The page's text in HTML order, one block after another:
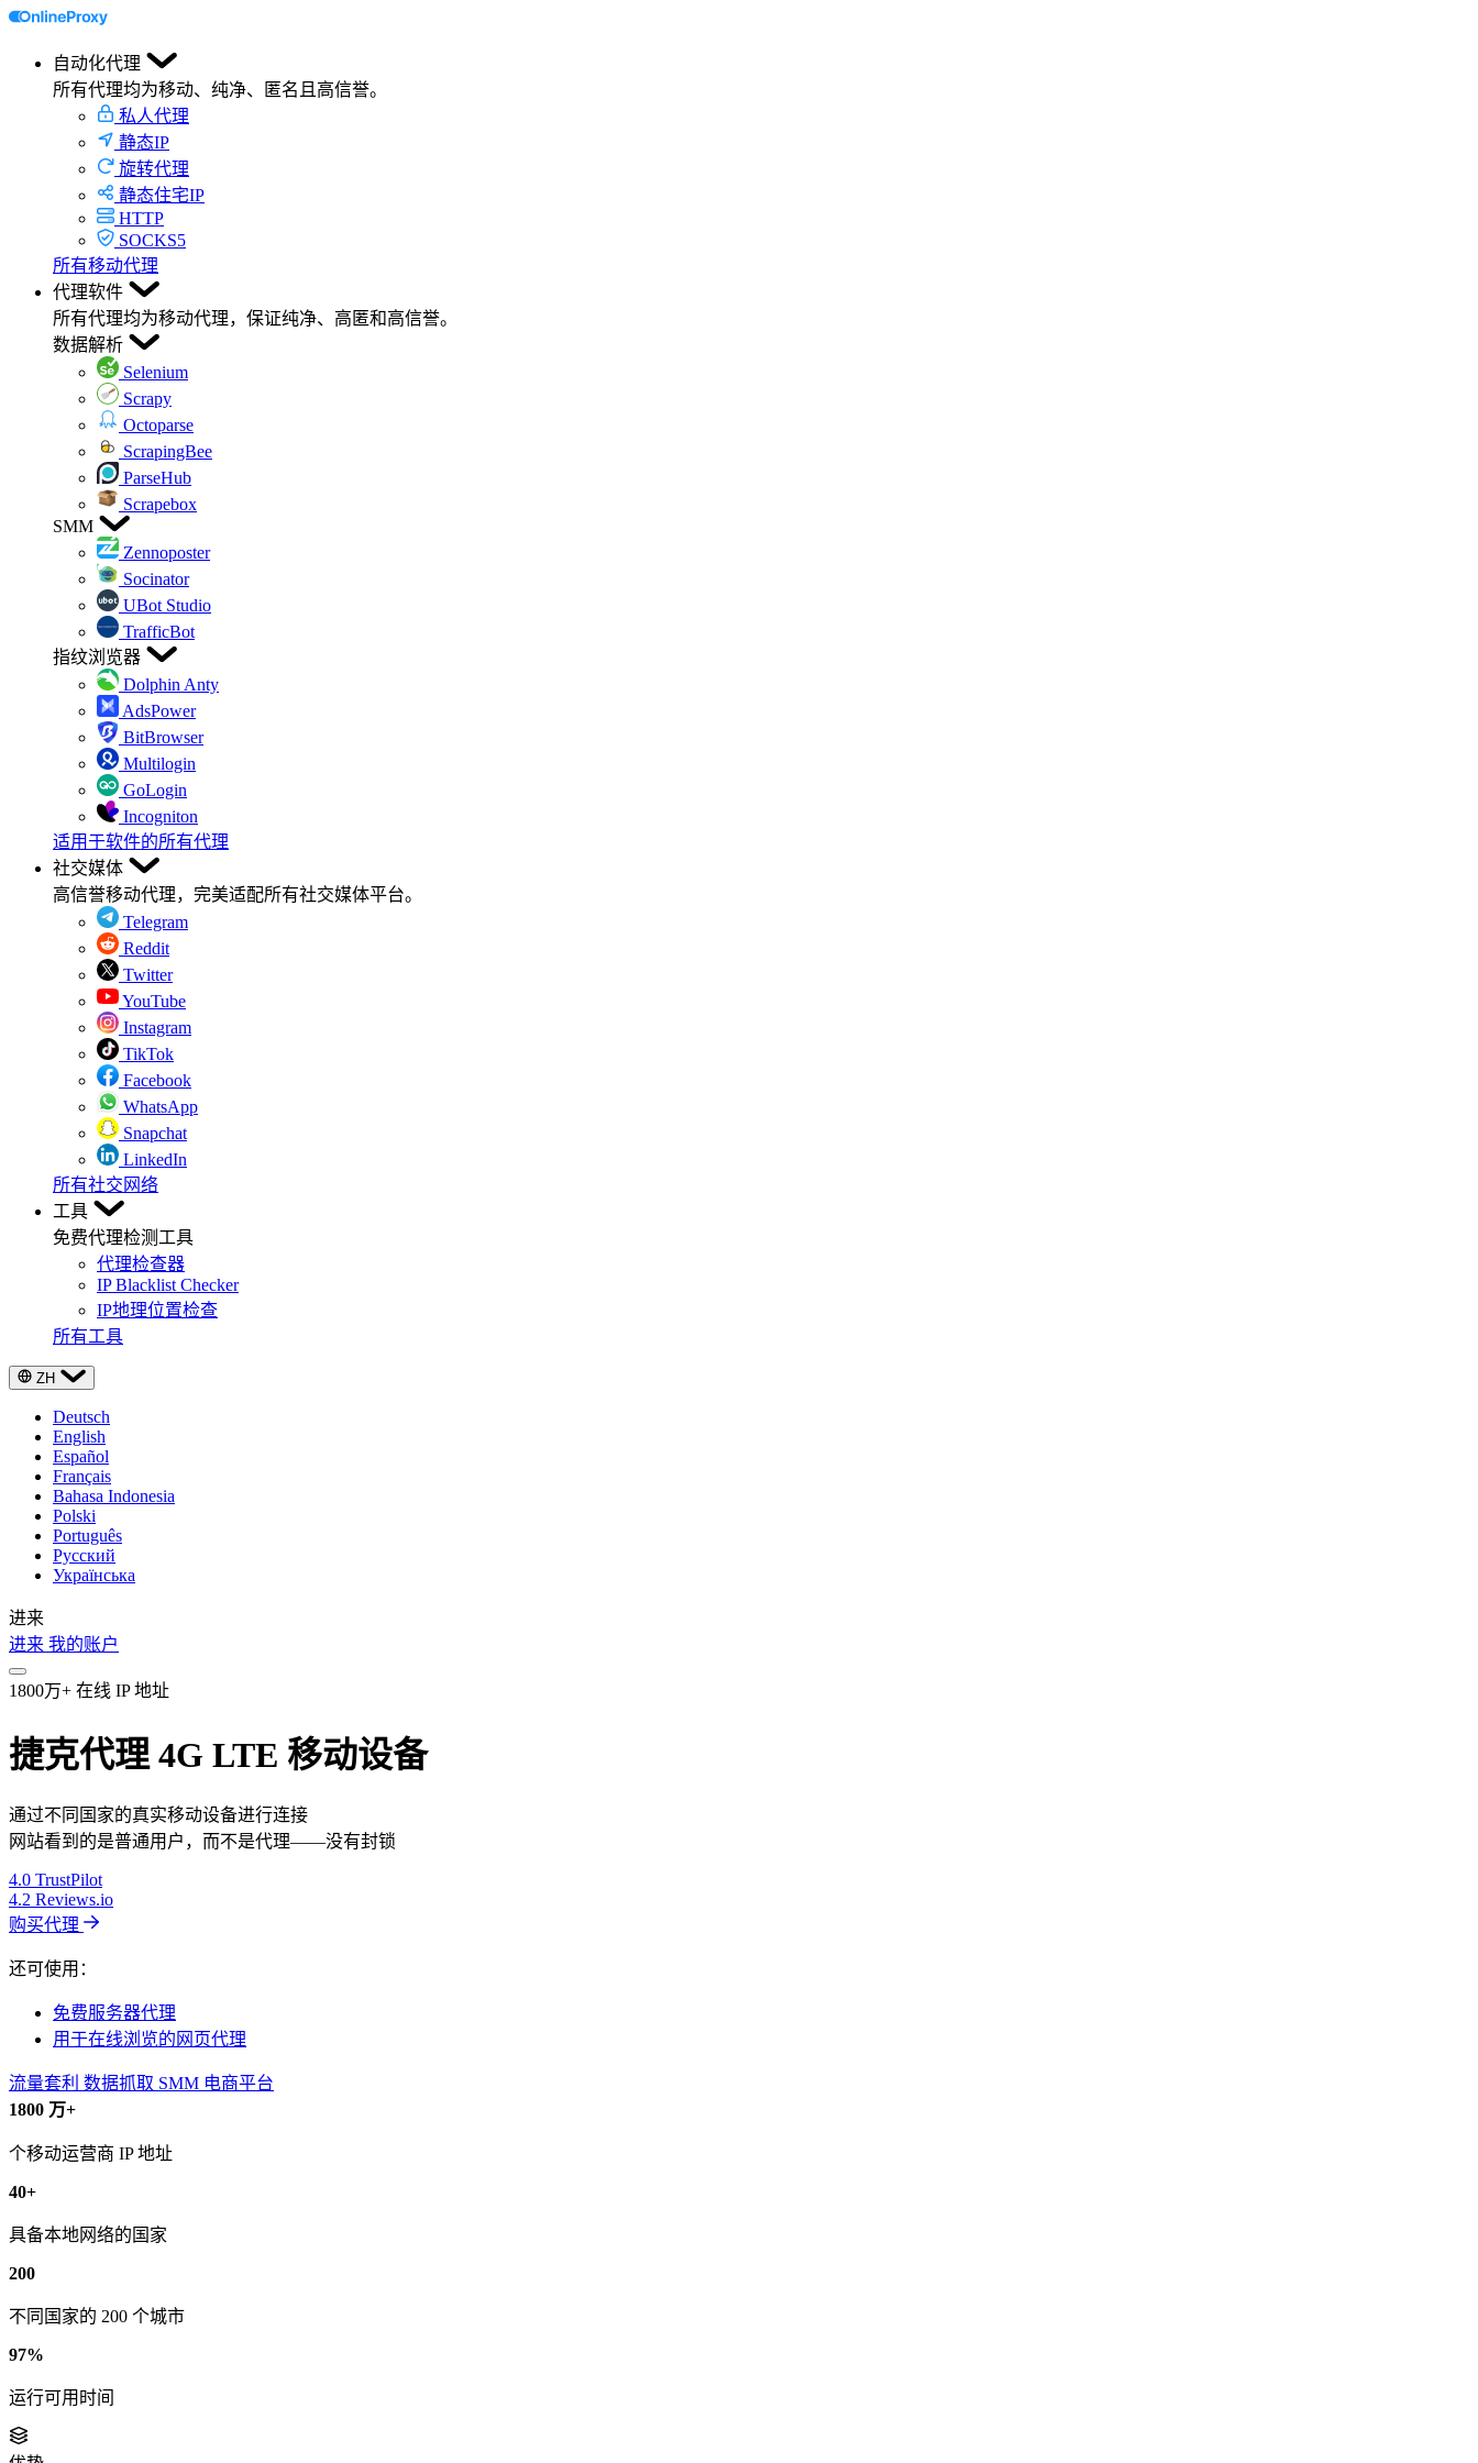
自动化代理
所有代理均为移动、纯净、匿名且高信誉。
私人代理
静态IP
旋转代理
静态住宅IP
HTTP
SOCKS5
所有移动代理
代理软件
所有代理均为移动代理，保证纯净、高匿和高信誉。
数据解析
Selenium
Scrapy
Octoparse
ScrapingBee
ParseHub
Scrapebox
SMM
Zennoposter
Socinator
UBot Studio
TrafficBot
指纹浏览器
Dolphin Anty
AdsPower
BitBrowser
Multilogin
GoLogin
Incogniton
适用于软件的所有代理
社交媒体
高信誉移动代理，完美适配所有社交媒体平台。
Telegram
Reddit
Twitter
YouTube
Instagram
TikTok
Facebook
WhatsApp
Snapchat
LinkedIn
所有社交网络
工具
免费代理检测工具
代理检查器
IP Blacklist Checker
IP地理位置检查
所有工具
ZH
Deutsch
English
Español
Français
Bahasa Indonesia
Polski
Português
Русский
Українська
进来
进来 我的账户
1800万+ 在线 IP 地址
捷克代理 4G LTE 移动设备
通过不同国家的真实移动设备进行连接
网站看到的是普通用户，而不是代理——没有封锁
4.0 TrustPilot
4.2 Reviews.io
购买代理
还可使用：
免费服务器代理
用于在线浏览的网页代理
流量套利 数据抓取 SMM 电商平台
1800 万+
个移动运营商 IP 地址
40+
具备本地网络的国家
200
不同国家的 200 个城市
97%
运行可用时间